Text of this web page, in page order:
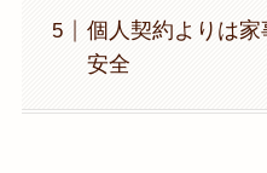
個人契約よりは
安全